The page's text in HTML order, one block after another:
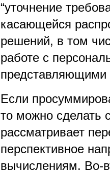
“уточнение
касающейся
решений, в том
работе с
представляющими
Если
то можно
рассматривает
перспективное
вычислениям. Во-